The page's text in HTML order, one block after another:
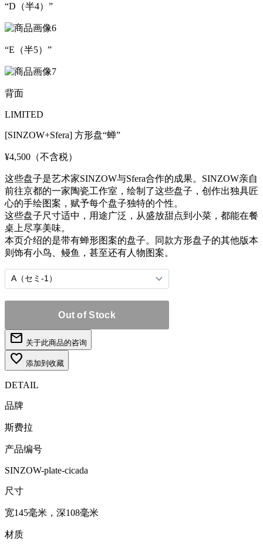
“D（半4）”
“E（半5）”
背面
LIMITED
[SINZOW+Sfera] 方形盘“蝉”
¥4,500 （不含税）
这些盘子是艺术家SINZOW与Sfera合作的成果。SINZOW亲自
前往京都的一家陶瓷工作室，绘制了这些盘子，创作出独具匠
心的手绘图案，赋予每个盘子独特的个性。
这些盘子尺寸适中，用途广泛，从盛放甜点到小菜，都能在餐
桌上尽享美味。
本页介绍的是带有蝉形图案的盘子。同款方形盘子的其他版本
则饰有小鸟、鳗鱼，甚至还有人物图案。
mail 关于此商品的咨询
favorite_border 添加到收藏
DETAIL
品牌
斯费拉
产品编号
SINZOW-plate-cicada
尺寸
宽145毫米，深108毫米
材质